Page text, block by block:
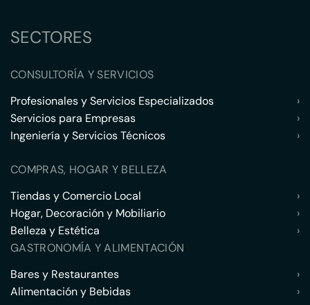
SECTORES
CONSULTORÍA Y SERVICIOS
Profesionales y Servicios Especializados
›
Servicios para Empresas
›
Ingeniería y Servicios Técnicos
›
COMPRAS, HOGAR Y BELLEZA
Tiendas y Comercio Local
›
Hogar, Decoración y Mobiliario
›
Belleza y Estética
›
GASTRONOMÍA Y ALIMENTACIÓN
Bares y Restaurantes
›
Alimentación y Bebidas
›